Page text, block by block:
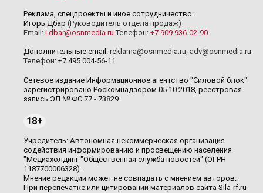
Реклама, спецпроекты и иное сотрудничество:
Игорь Дбар (Руководитель отдела продаж)
Email: i.dbar@osnmedia.ru Телефон: +7 909 936-02-90
Дополнительные email: reklama@osnmedia.ru, adv@osnmedia.ru
Телефон: +7 495 004-56-11
Сетевое издание Информационное агентство "Силовой блок"
зарегистрировано Роскомнадзором 05.10.2018, реестровая
запись ЭЛ № ФС 77 - 73829.
18+
Учредитель: Автономная некоммерческая организация
содействия информированию и просвещению населения
"Медиахолдинг "Общественная служба новостей" (ОГРН
1187700006328).
Мнение редакции может не совпадать с мнением авторов.
При перепечатке или цитировании материалов сайта Sila-rf.ru